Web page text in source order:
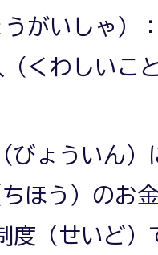
うがいしゃ）
くわしいこ
びょういん
ちほう）のお
度（せいど）